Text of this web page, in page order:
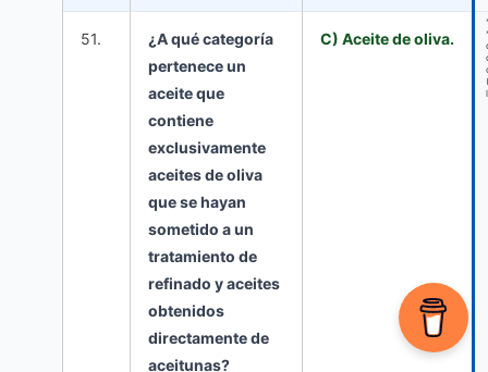
51.
¿A qué categoría
pertenece un
aceite que
contiene
exclusivamente
aceites de oliva
que se hayan
sometido a un
tratamiento de
refinado y aceites
obtenidos
directamente de
aceitunas?
C) Aceite de oliva.